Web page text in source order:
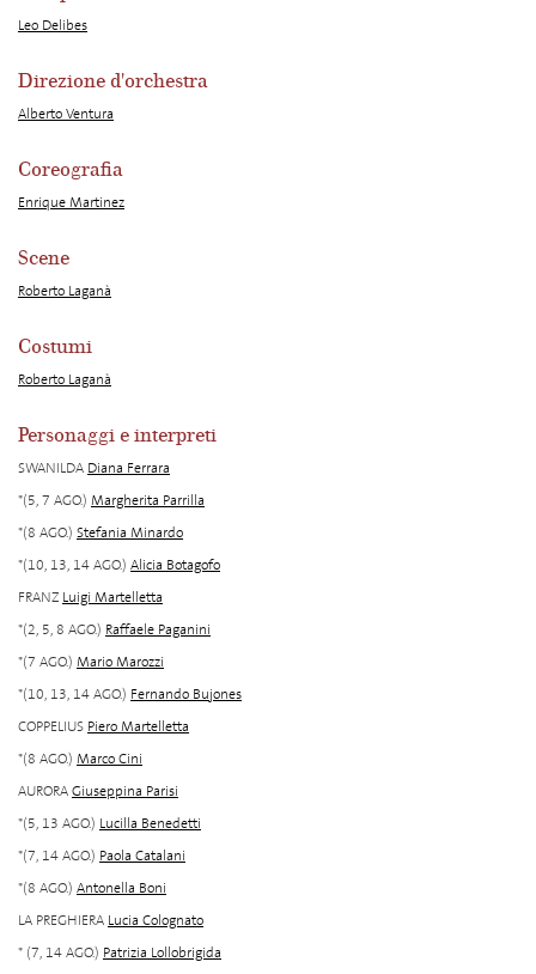
Leo Delibes
Direzione d'orchestra
Alberto Ventura
Coreografia
Enrique Martinez
Scene
Roberto Laganà
Costumi
Roberto Laganà
Personaggi e interpreti
SWANILDA Diana Ferrara
*(5, 7 AGO.) Margherita Parrilla
*(8 AGO.) Stefania Minardo
*(10, 13, 14 AGO.) Alicia Botagofo
FRANZ Luigi Martelletta
*(2, 5, 8 AGO.) Raffaele Paganini
*(7 AGO.) Mario Marozzi
*(10, 13, 14 AGO.) Fernando Bujones
COPPELIUS Piero Martelletta
*(8 AGO.) Marco Cini
AURORAGiuseppina Parisi
*(5, 13 AGO.) Lucilla Benedetti
*(7, 14 AGO.) Paola Catalani
*(8 AGO.) Antonella Boni
LA PREGHIERA Lucia Colognato
* (7, 14 AGO.) Patrizia Lollobrigida